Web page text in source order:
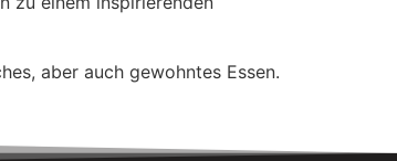
aber auch gewohntes Essen.